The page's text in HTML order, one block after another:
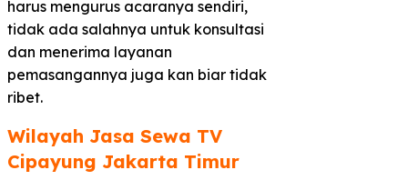
harus mengurus acaranya sendiri,
tidak ada salahnya untuk konsultasi
dan menerima layanan
pemasangannya juga kan biar tidak
ribet.
Wilayah Jasa Sewa TV
Cipayung Jakarta Timur